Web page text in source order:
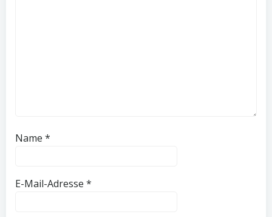
Name *
E-Mail-Adresse *